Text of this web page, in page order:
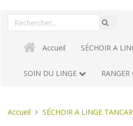
Rechercher
un
Accueil SÉCHOIR A
SOIN DU LINGE
Vous
Accueil SÉCHOIR A LINGE